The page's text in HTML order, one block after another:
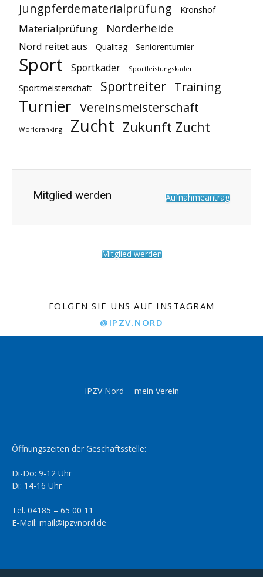
Jungpferdematerialprüfung Kronshof
Materialprüfung Norderheide
Nord reitet aus Qualitag Seniorenturnier
Sport Sportkader Sportleistungskader
Sportmeisterschaft Sportreiter Training
Turnier Vereinsmeisterschaft
Worldranking Zucht Zukunft Zucht
Mitglied werden Aufnahmeantrag
Mitglied werden
FOLGEN SIE UNS AUF INSTAGRAM
@IPZV.NORD
IPZV Nord -- mein Verein
Öffnungszeiten der Geschäftsstelle:
Di-Do: 9-12 Uhr
Di: 14-16 Uhr
Tel. 04185 – 65 00 11
E-Mail: mail@ipzvnord.de